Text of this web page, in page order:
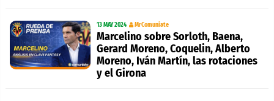
13 MAY 2024 MrComuniate
Marcelino sobre Sorloth, Baena,
Gerard Moreno, Coquelin, Alberto
Moreno, Iván Martín, las rotaciones
y el Girona